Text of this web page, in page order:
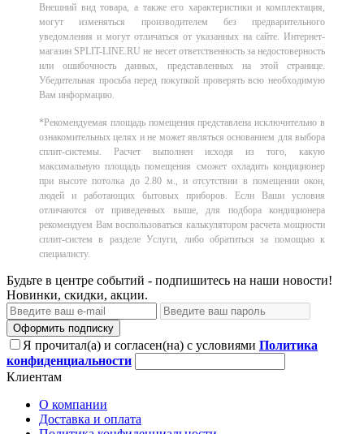
Внешний вид товара, а также его характеристики и комплектация,
могут изменяться производителем без предварительного
уведомления и могут отличаться от указанных на сайте. Интернет-
магазин SPLIT-LINE.RU не несет ответственность за недостоверность
или ошибочность данных, представленных на этой странице.
Убедительная просьба перед покупкой проверять всю необходимую
Вам информацию.
*Рекомендуемая площадь помещения представлена исключительно в
ознакомительных целях и не может являться основанием для выбора
сплит-системы. Расчет выполнен исходя из того, какую
максимальную площадь помещения сможет охладить кондиционер
при высоте потолка до 2.80 м., и отсутствии в помещении окон,
людей и работающих бытовых приборов. Если Ваши условия
отличаются от приведенных выше, для подбора кондиционера
рекомендуем Вам воспользоваться калькулятором расчета мощности
сплит-систем в разделе Услуги, либо обратиться за помощью к
специалисту.
Будьте в центре событий - подпишитесь на наши новости!
Новинки, скидки, акции.
Оформить подписку
Я прочитал(а) и согласен(на) с условиями Политика
конфиденциальности
Клиентам
О компании
Доставка и оплата